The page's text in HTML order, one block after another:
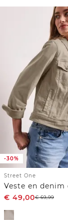
-30%
Street One
€ 49,00€69,99